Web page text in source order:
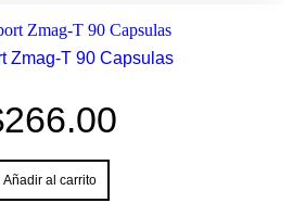
Zmag-T 90 Capsulas
266.00
Añadir al carrito